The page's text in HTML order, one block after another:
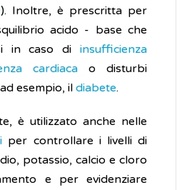
). Inoltre, è prescritta per
acido - base che
in caso di insufficienza
cardiaca o disturbi
esempio, il diabete.
è utilizzato anche nelle
per controllare i livelli di
potassio, calcio e cloro
e per evidenziare